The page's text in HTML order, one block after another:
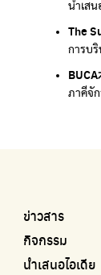
นำเสน
The
การบริ
BUCA
ภาคีจัก
แพลต
มือวิเ
บริจาค
ข่าวสาร
กิจกรรม
นำเสนอไอเดีย